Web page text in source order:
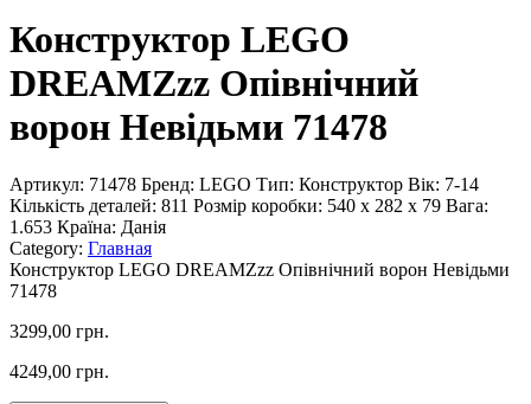
Конструктор LEGO
DREAMZzz Опівнічний
ворон Невідьми 71478
Артикул: 71478 Бренд: LEGO Тип: Конструктор Вік: 7-14
Кількість деталей: 811 Розмір коробки: 540 x 282 x 79 Вага:
1.653 Країна: Данія
Category: Главная
Конструктор LEGO DREAMZzz Опівнічний ворон Невідьми
71478
3299,00 грн.
4249,00 грн.